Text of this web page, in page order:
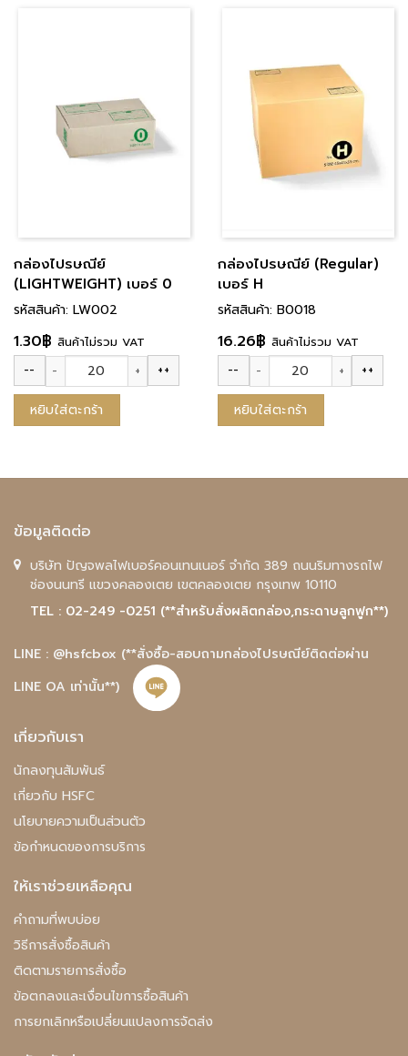
กล่องไปรษณีย์
(LIGHTWEIGHT) เบอร์ 0
รหัสสินค้า: LW002
1.30฿ สินค้าไม่รวม VAT
--
จำนวน กล่องไปรษณีย์ (LIGHTWEIGHT) เบอร์ 0 ชิ้น
++
หยิบใส่ตะกร้า
กล่องไปรษณีย์ (Regular)
เบอร์ H
รหัสสินค้า: B0018
16.26฿ สินค้าไม่รวม VAT
--
จำนวน กล่องไปรษณีย์ ++
หยิบใส่ตะกร้า
ข้อมูลติดต่อ
บริษัท ปัญจพลไฟเบอร์คอนเทนเนอร์ จำกัด 389 ถนนริมทางรถไฟ
ช่องนนทรี แขวงคลองเตย เขตคลองเตย กรุงเทพ 10110
TEL : 02-249 -0251 (**สำหรับสั่งผลิตกล่อง,กระดาษลูกฟูก**)
LINE : @hsfcbox (**สั่งซื้อ-สอบถามกล่องไปรษณีย์ติดต่อผ่าน
LINE OA เท่านั้น**)
เกี่ยวกับเรา
นักลงทุนสัมพันธ์
เกี่ยวกับ HSFC
นโยบายความเป็นส่วนตัว
ข้อกำหนดของการบริการ
ให้เราช่วยเหลือคุณ
คําถามที่พบบ่อย
วิธีการสั่งซื้อสินค้า
ติดตามรายการสั่งซื้อ
ข้อตกลงและเงื่อนไขการซื้อสินค้า
การยกเลิกหรือเปลี่ยนแปลงการจัดส่ง